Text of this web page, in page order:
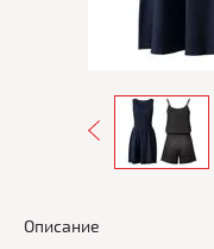
Описание